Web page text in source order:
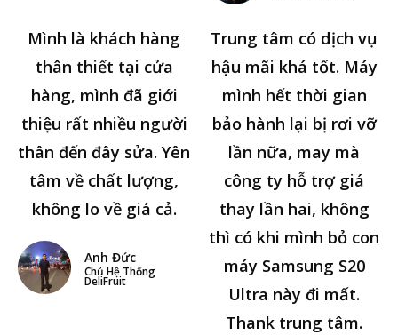
Mình là khách hàng
thân thiết tại cửa
hàng, mình đã giới
thiệu rất nhiều người
thân đến đây sửa. Yên
tâm về chất lượng,
không lo về giá cả.
Anh Đức
Chủ Hệ Thống
DeliFruit
Trung tâm có dịch vụ
hậu mãi khá tốt. Máy
mình hết thời gian
bảo hành lại bị rơi vỡ
lần nữa, may mà
công ty hỗ trợ giá
thay lần hai, không
thì có khi mình bỏ con
máy Samsung S20
Ultra này đi mất.
Thank trung tâm.